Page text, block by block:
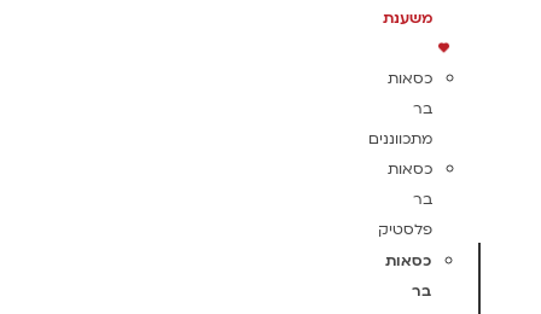
משענת
כסאות
בר
מתכווננים
כסאות
בר
פלסטיק
כסאות
בר